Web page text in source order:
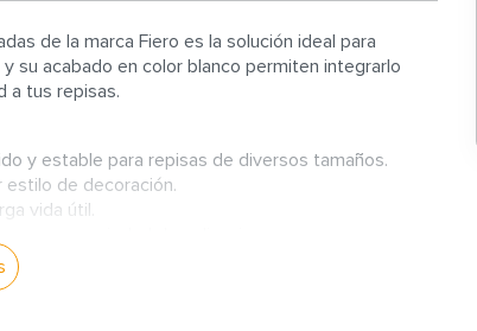
de la marca Fiero es la solución ideal para
su acabado en color blanco permiten integrarlo
a tus repisas.
y estable para repisas de diversos tamaños.
de decoración.
vida útil.